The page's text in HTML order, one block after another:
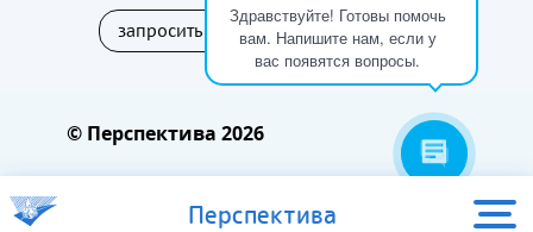
Здравствуйте! Готовы помочь
вам. Напишите нам, если у
вас появятся вопросы.
запросить доступ
Перспектива
© Перспектива 2026